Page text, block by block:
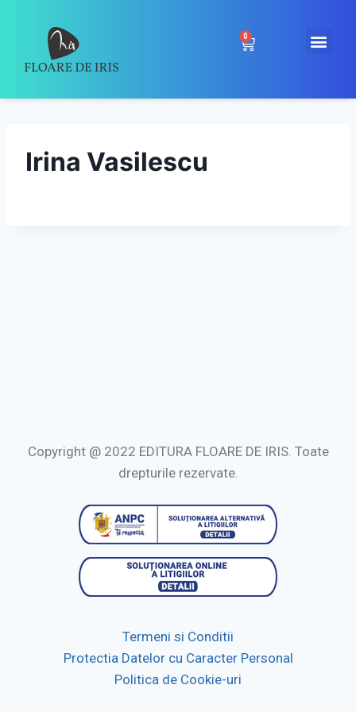
0
Irina Vasilescu
Copyright @ 2022 EDITURA FLOARE DE IRIS. Toate
drepturile rezervate.
Termeni si Conditii
Protectia Datelor cu Caracter Personal
Politica de Cookie-uri